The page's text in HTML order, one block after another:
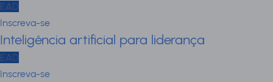
EAD
Inscreva-se
Inteligência artificial para liderança
EAD
Inscreva-se